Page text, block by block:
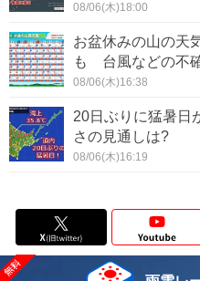
08/06(木)18:00
お盆休みの山の天
も 台風などの不
08/06(木)16:38
20日ぶりに猛暑
さの見通しは?
08/06(木)16:19